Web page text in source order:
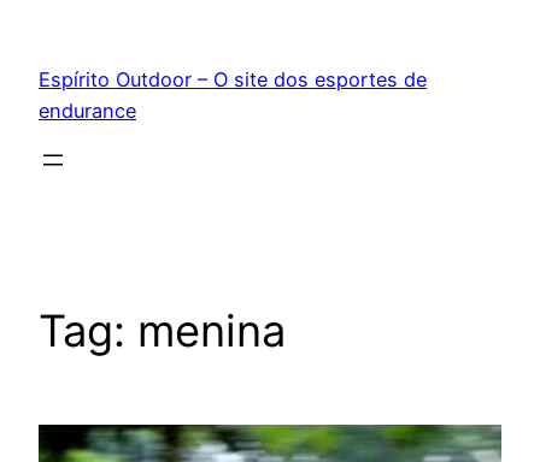
conteúdo
Espírito Outdoor – O site dos esportes de
endurance
Tag: menina